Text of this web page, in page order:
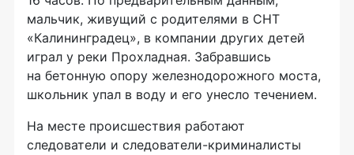
мальчик, живущий с родителями в СНТ
«Калининградец», в компании других детей
играл у реки Прохладная. Забравшись
на бетонную опору железнодорожного моста,
школьник упал в воду и его унесло течением.
На месте происшествия работают
следователи и следователи-криминалисты